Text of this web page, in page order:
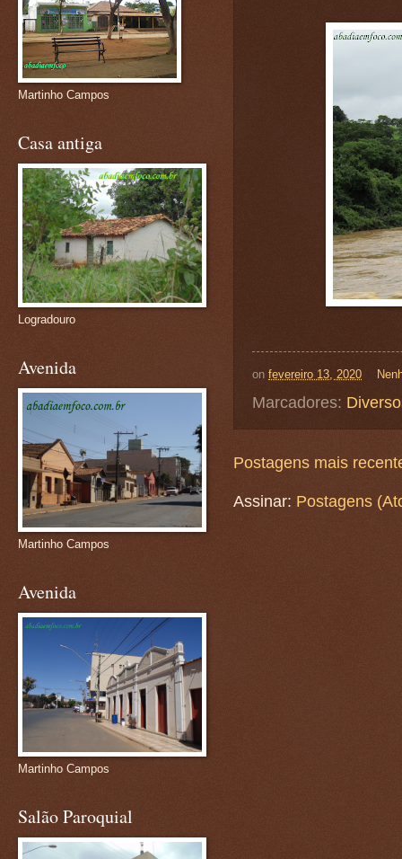
on fevereiro 13, 2020
Marcadores:
Postagens mais
Assinar: Postagens
Martinho Campos
Casa antiga
Logradouro
Avenida
Martinho Campos
Avenida
Martinho Campos
Salão Paroquial